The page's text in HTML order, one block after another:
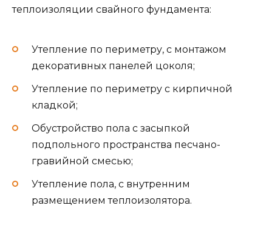
теплоизоляции свайного фундамента:
Утепление по периметру, с монтажом
декоративных панелей цоколя;
Утепление по периметру с кирпичной
кладкой;
Обустройство пола с засыпкой
подпольного пространства песчано-
гравийной смесью;
Утепление пола, с внутренним
размещением теплоизолятора.